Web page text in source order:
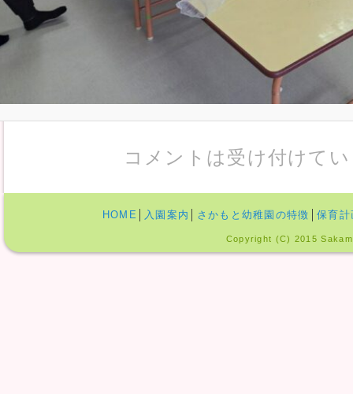
コメントは受け付けて
HOME 入園案内 さかもと幼稚園の特徴 保育計
Copyright (C) 2015